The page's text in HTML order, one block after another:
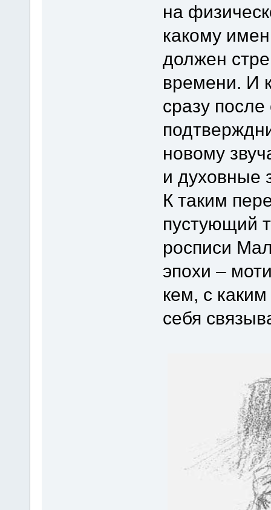
на
какому
должен
времени. И
сразу
новому
и духовные
К таким
пустующий
росписи
эпохи –
кем, с
себя